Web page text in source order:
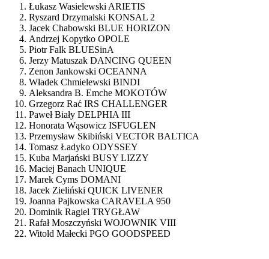
Łukasz Wasielewski ARIETIS
Ryszard Drzymalski KONSAL 2
Jacek Chabowski BLUE HORIZON
Andrzej Kopytko OPOLE
Piotr Falk BLUESinA
Jerzy Matuszak DANCING QUEEN
Zenon Jankowski OCEANNA
Władek Chmielewski BINDI
Aleksandra B. Emche MOKOTÓW
Grzegorz Rać IRS CHALLENGER
Paweł Biały DELPHIA III
Honorata Wąsowicz ISFUGLEN
Przemysław Skibiński VECTOR BALTICA
Tomasz Ładyko ODYSSEY
Kuba Marjański BUSY LIZZY
Maciej Banach UNIQUE
Marek Cyms DOMANI
Jacek Zieliński QUICK LIVENER
Joanna Pajkowska CARAVELA 950
Dominik Ragiel TRYGŁAW
Rafał Moszczyński WOJOWNIK VIII
Witold Małecki PGO GOODSPEED